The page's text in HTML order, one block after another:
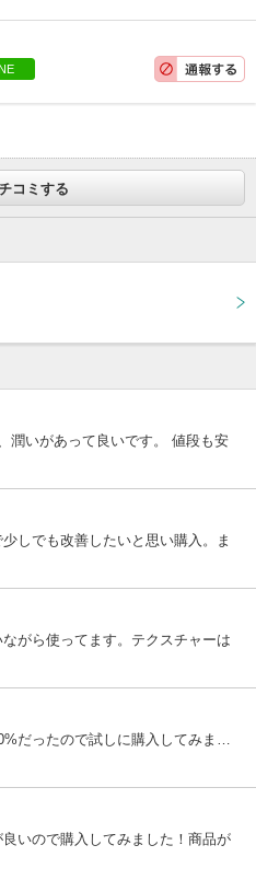
コミする
潤いがあって良いです。 値段も安
しでも改善したいと思い購入。ま
がら使ってます。テクスチャーは
だったので試しに購入してみま…
いので購入してみました！商品が